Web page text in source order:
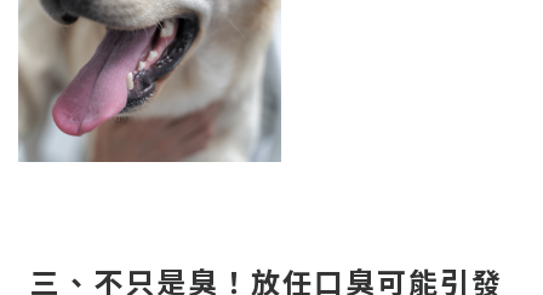
三、不只是臭！放任口臭可能引發